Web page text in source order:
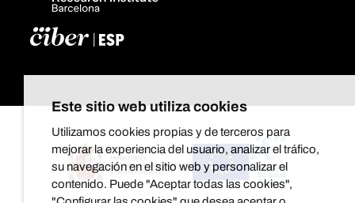
Este sitio web utiliza cookies
Utilizamos cookies propias y de terceros para
mejorar la experiencia del usuario, analizar el tráfico,
su navegación en el sitio web y personalizar el
contenido. Puede "Aceptar todas las cookies",